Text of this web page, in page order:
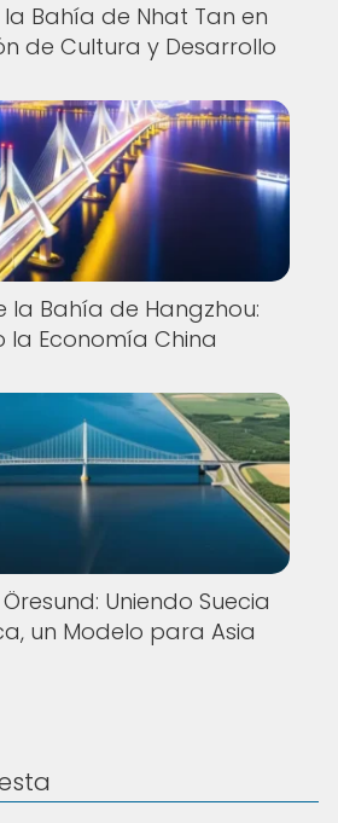
la Bahía de Nhat Tan en
de Cultura y Desarrollo
la Bahía de Hangzhou:
la Economía China
Uniendo Suecia
un Modelo para Asia